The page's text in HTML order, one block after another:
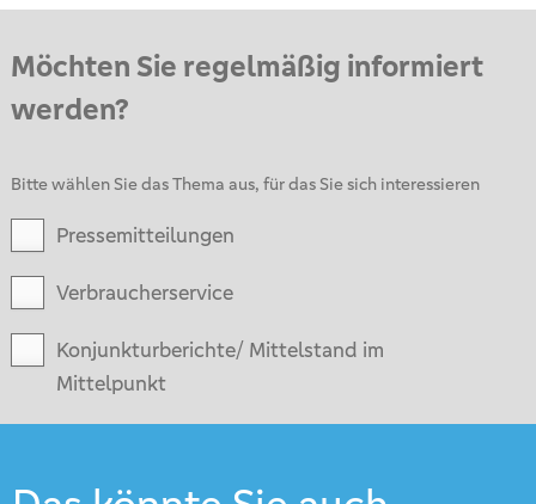
Möchten Sie regelmäßig informiert
werden?
Bitte wählen Sie das Thema aus, für das Sie sich interessieren
Pressemitteilungen
Verbraucherservice
Konjunkturberichte/ Mittelstand im
Mittelpunkt